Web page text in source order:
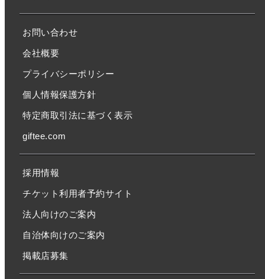
お問い合わせ
会社概要
プライバシーポリシー
個人情報保護方針
特定商取引法に基づく表示
giftee.com
採用情報
チケット利用者予約サイト
法人向けのご案内
自治体向けのご案内
掲載店募集